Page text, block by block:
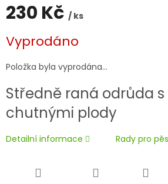
230 Kč / ks
cena:
Vyprodáno
Položka byla vyprodána…
Středně raná odrůda
chutnými plody
Detailní informace Rady pro